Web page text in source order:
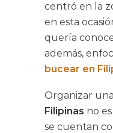
centró en la
en esta
quería
además,
bucear en
Organizar una
Filipinas no
se cuentan